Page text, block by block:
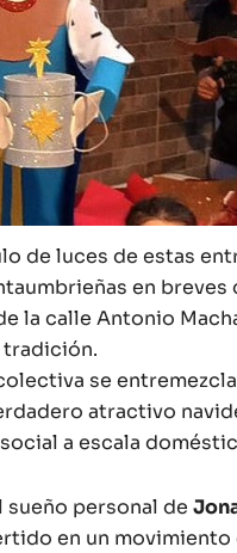
de luces de estas
en breves
la calle Antonio
tradición.
se
atractivo
a escala
sueño personal de
en un